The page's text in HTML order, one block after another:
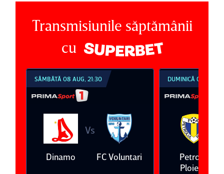
Transmisiunile săptămânii
cu
SÂMBĂTĂ 08 AUG, 21:30
Dinamo
Vs
FC Voluntari
DUMINICĂ 09 AUG,
Petrolul
Ploieşti